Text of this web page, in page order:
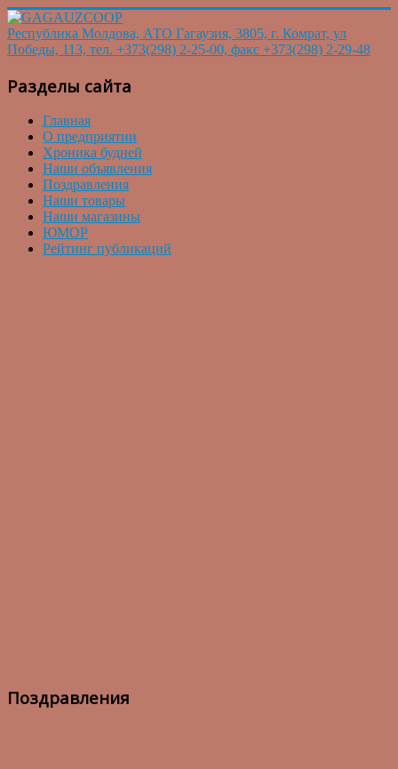
Республика Молдова, АТО Гагаузия, 3805, г. Комрат, ул
Победы, 113, тел. +373(298) 2-25-00, факс +373(298) 2-29-48
Разделы сайта
Главная
О предприятии
Хроника будней
Наши объявления
Поздравления
Наши товары
Наши магазины
ЮМОР
Рейтинг публикаций
Поздравления